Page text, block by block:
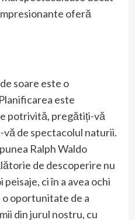
oferă
soare este o
este
potrivită, pregătiți-vă
de spectacolul naturii.
Ralph Waldo
de descoperire nu
ci în a avea ochi
o oportunitate de a
din jurul nostru, cu